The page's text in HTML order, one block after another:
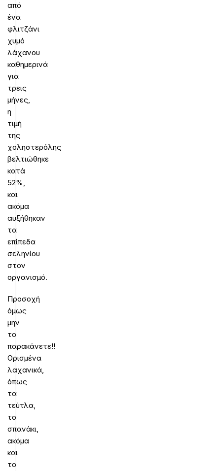
από
ένα
φλιτζάνι
χυμό
λάχανου
καθημερινά
για
τρεις
μήνες,
η
τιμή
της
χοληστερόλης
βελτιώθηκε
κατά
52%,
και
ακόμα
αυξήθηκαν
τα
επίπεδα
σεληνίου
στον
οργανισμό.
Προσοχή
όμως
μην
το
παρακάνετε!!
Ορισμένα
λαχανικά,
όπως
τα
τεύτλα,
το
σπανάκι,
ακόμα
και
το